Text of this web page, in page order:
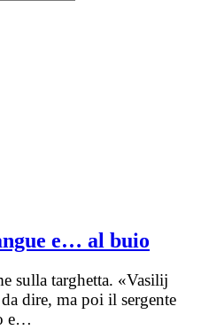
e… al buio
sulla targhetta. «Vasilij
dire, ma poi il sergente
e…